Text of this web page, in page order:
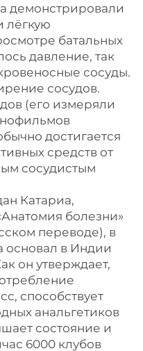
демонстрировали
лёгкую
батальных
давление, так
сосуды.
сосудов.
(его измеряли
достигается
средств от
сосудистым
Катариа,
болезни»
переводе), в
основал в Индии
он утверждает,
способствует
анальгетиков
состояние и
6000 клубов